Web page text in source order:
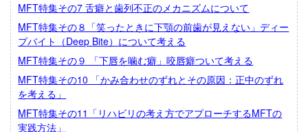
MFT特集その7 舌癖と歯列不正のメカニズムについて
MFT特集その８「笑ったときに下顎の前歯が見えない」ディー
プバイト（Deep Bite）について考える
MFT特集その９ 「下唇を噛む癖」咬唇癖ついて考える
MFT特集その10 「かみ合わせのずれとその原因：正中のずれ
を考える」
MFT特集その11「リハビリの考え方でアプローチするMFTの
実践方法」